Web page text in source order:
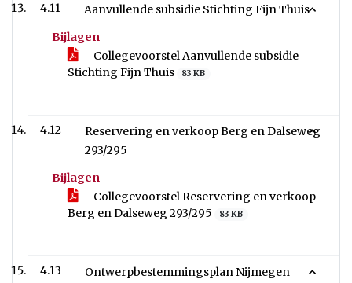
4.11
Aanvullende subsidie Stichting Fijn Thuis
Bijlagen
Collegevoorstel Aanvullende subsidie
Stichting Fijn Thuis
83 KB
4.12
Reservering en verkoop Berg en Dalseweg
293/295
Bijlagen
Collegevoorstel Reservering en verkoop
Berg en Dalseweg 293/295
83 KB
4.13
Ontwerpbestemmingsplan Nijmegen